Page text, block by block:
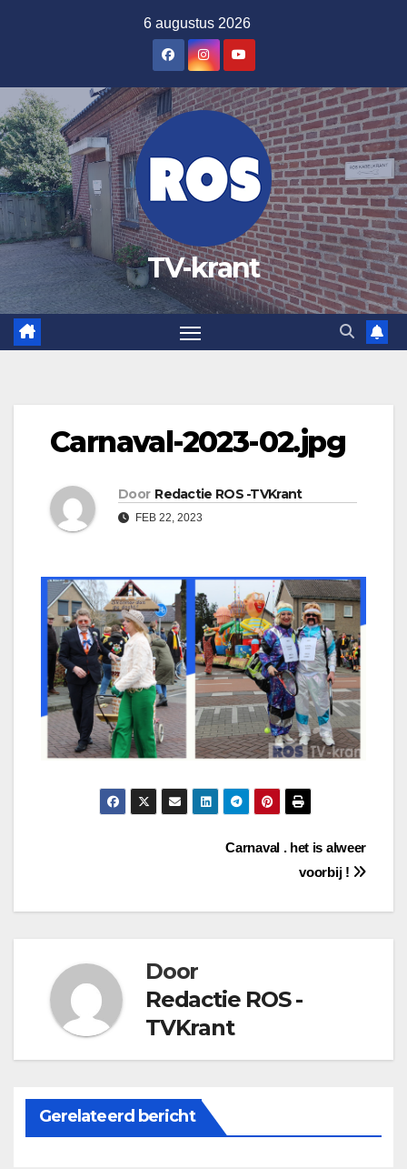
inhoud
6 augustus 2026
TV-krant
Carnaval-2023-02.jpg
Door Redactie ROS -TVKrant
FEB 22, 2023
Carnaval . het is alweer
voorbij !
Door
Redactie ROS -
TVKrant
Gerelateerd bericht